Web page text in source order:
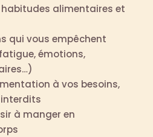
habitudes alimentaires et
qui vous empêchent
émotions,
à vos besoins,
à manger en